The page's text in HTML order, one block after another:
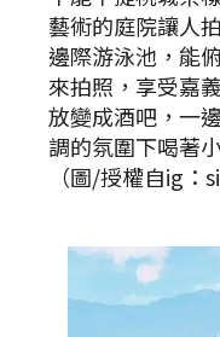
藝術的庭院讓人
邊際游泳池，能
來拍照，享受嘉
放變成酒吧，一
調的氛圍下喝著
（圖/授權自ig：